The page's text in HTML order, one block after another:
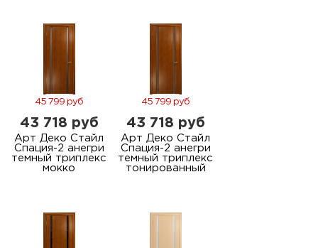
45 799 руб
43 718 руб
Арт Деко Стайл
Спация-2 анегри
темный триплекс
мокко
45 799 руб
43 718 руб
Арт Деко Стайл
Спация-2 анегри
темный триплекс
тонированный